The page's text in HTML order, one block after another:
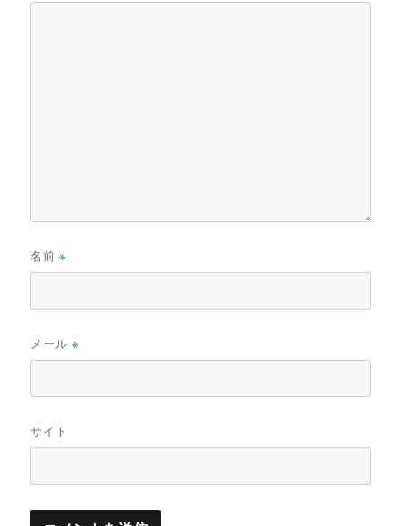
名前※
メール※
サイト